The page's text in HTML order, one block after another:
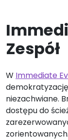
Zespół
W Immediate
niezachwiane.
dostępu do
zorientowanych.